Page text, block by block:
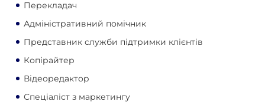
Перекладач
Адміністративний помічник
Представник служби підтримки клієнтів
Копірайтер
Відеоредактор
Спеціаліст з маркетингу